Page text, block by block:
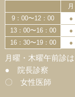
月
9：00〜12：00
●
13：00〜16：00
●
16：30〜19：00
●
月曜・木曜午前診
● 院長診察
〇 女性医師